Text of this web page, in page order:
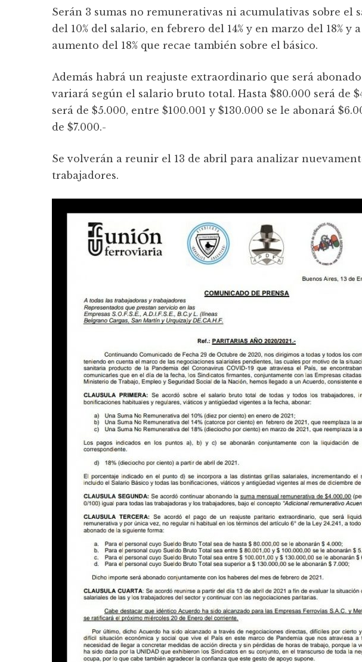
Serán 3 sumas no remunerativas ni acumulativas sobre el
del 10% del salario, en febrero del 14% y en marzo del 18%
aumento del 18% que recae también sobre el básico.
Además habrá un reajuste extraordinario que será
variará según el salario bruto total. Hasta $80.000 será de
será de $5.000, entre $100.001 y $130.000 se le abonará
de $7.000.-
Se volverán a reunir el 13 de abril para analizar
trabajadores.